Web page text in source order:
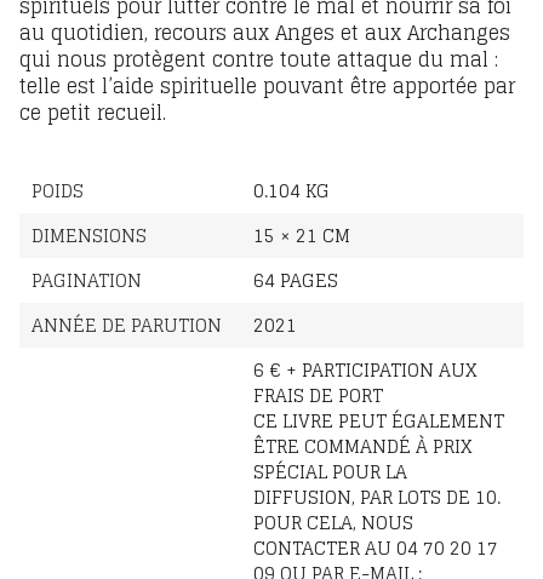
au quotidien, recours aux Anges et aux Archanges
qui nous protègent contre toute attaque du mal :
telle est l’aide spirituelle pouvant être apportée par
ce petit recueil.
POIDS
0.104 KG
DIMENSIONS
15 × 21 CM
PAGINATION
64 PAGES
ANNÉE DE PARUTION
2021
6 € + PARTICIPATION AUX
FRAIS DE PORT
CE LIVRE PEUT ÉGALEMENT
ÊTRE COMMANDÉ À PRIX
SPÉCIAL POUR LA
DIFFUSION, PAR LOTS DE 10.
POUR CELA, NOUS
CONTACTER AU 04 70 20 17